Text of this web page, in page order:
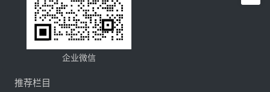
企业微信
推荐栏目